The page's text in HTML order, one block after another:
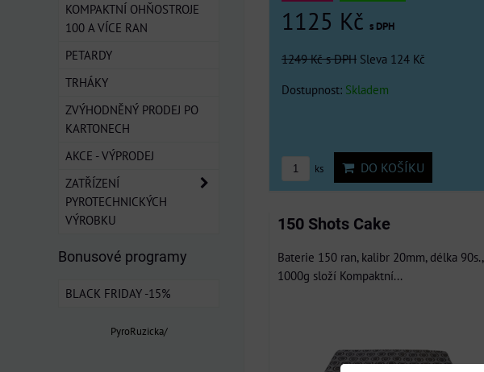
1125 Kč s DPH
1249 Kčs DPH Sleva 124 Kč
Dostupnost: Skladem
ks DO KOŠÍKU
150 Shots Cake
Baterie 150 ran, kalibr 20mm, délka 90s.,
1000g složí Kompaktní...
KOMPAKTNÍ OHŇOSTROJE
100 A VÍCE RAN
PETARDY
TRHÁKY
ZVÝHODNĚNÝ PRODEJ PO
KARTONECH
AKCE - VÝPRODEJ
ZATŘÍZENÍ
PYROTECHNICKÝCH
VÝROBKU
Bonusové programy
BLACK FRIDAY -15%
PyroRuzicka/